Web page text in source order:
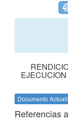
Documento
Referencias